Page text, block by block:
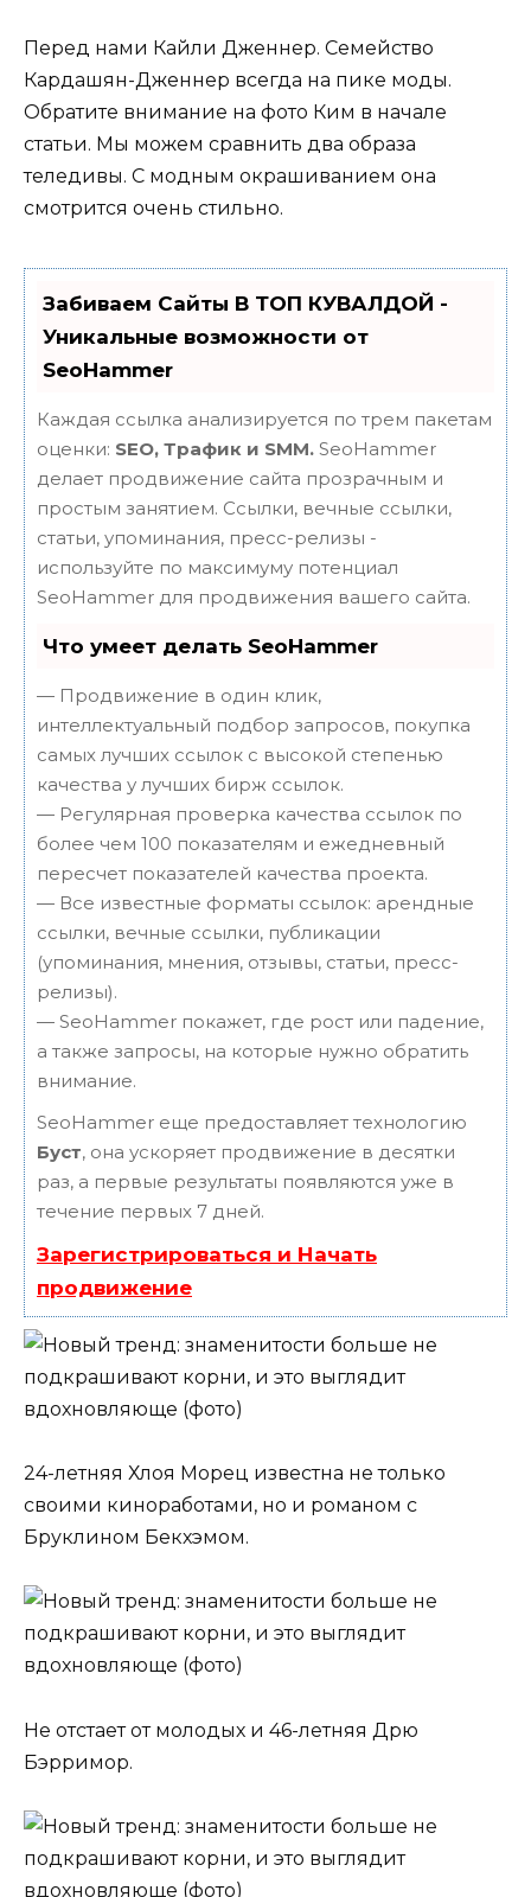
Перед нами Кайли Дженнер. Семейство
Кардашян-Дженнер всегда на пике моды.
Обратите внимание на фото Ким в начале
статьи. Мы можем сравнить два образа
теледивы. С модным окрашиванием она
смотрится очень стильно.
Забиваем Сайты В ТОП КУВАЛДОЙ -
Уникальные возможности от
SeoHammer
Каждая ссылка анализируется по трем пакетам
оценки: SEO, Трафик и SMM. SeoHammer
делает продвижение сайта прозрачным и
простым занятием. Ссылки, вечные ссылки,
статьи, упоминания, пресс-релизы -
используйте по максимуму потенциал
SeoHammer для продвижения вашего сайта.
Что умеет делать SeoHammer
— Продвижение в один клик,
интеллектуальный подбор запросов, покупка
самых лучших ссылок с высокой степенью
качества у лучших бирж ссылок.
— Регулярная проверка качества ссылок по
более чем 100 показателям и ежедневный
пересчет показателей качества проекта.
— Все известные форматы ссылок: арендные
ссылки, вечные ссылки, публикации
(упоминания, мнения, отзывы, статьи, пресс-
релизы).
— SeoHammer покажет, где рост или падение,
а также запросы, на которые нужно обратить
внимание.
SeoHammer еще предоставляет технологию
Буст, она ускоряет продвижение в десятки
раз, а первые результаты появляются уже в
течение первых 7 дней.
Зарегистрироваться и Начать
продвижение
24-летняя Хлоя Морец известна не только
своими киноработами, но и романом с
Бруклином Бекхэмом.
Не отстает от молодых и 46-летняя Дрю
Бэрримор.